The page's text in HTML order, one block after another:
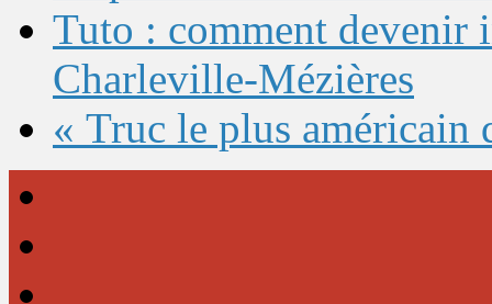
Tuto : comment devenir
Charleville-Mézières
« Truc le plus américain